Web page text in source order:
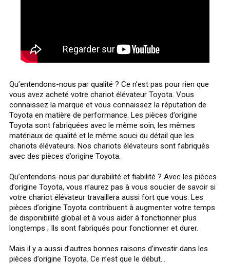
Qu’entendons-nous par qualité ? Ce n’est pas pour rien que
vous avez acheté votre chariot élévateur Toyota. Vous
connaissez la marque et vous connaissez la réputation de
Toyota en matière de performance. Les pièces d’origine
Toyota sont fabriquées avec le même soin, les mêmes
matériaux de qualité et le même souci du détail que les
chariots élévateurs. Nos chariots élévateurs sont fabriqués
avec des pièces d’origine Toyota.
Qu’entendons-nous par durabilité et fiabilité ? Avec les pièces
d’origine Toyota, vous n’aurez pas à vous soucier de savoir si
votre chariot élévateur travaillera aussi fort que vous. Les
pièces d’origine Toyota contribuent à augmenter votre temps
de disponibilité global et à vous aider à fonctionner plus
longtemps ; Ils sont fabriqués pour fonctionner et durer.
Mais il y a aussi d’autres bonnes raisons d’investir dans les
pièces d’origine Toyota. Ce n’est que le début...